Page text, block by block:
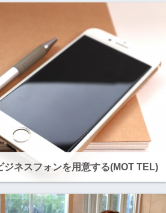
ジネスフォンを用意する(MOT TEL)